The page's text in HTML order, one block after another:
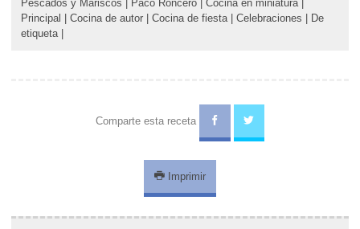
Pescados y Mariscos Paco Roncero Cocina en miniatura|
Principal
Cocina de autor Cocina de fiesta| Celebraciones
De
etiqueta|
Comparte esta receta
Imprimir